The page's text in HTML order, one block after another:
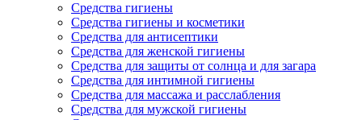
Средства гигиены
Средства гигиены и косметики
Средства для антисептики
Средства для женской гигиены
Средства для защиты от солнца и для загара
Средства для интимной гигиены
Средства для массажа и расслабления
Средства для мужской гигиены